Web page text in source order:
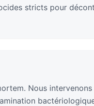
stricts pour
Nous